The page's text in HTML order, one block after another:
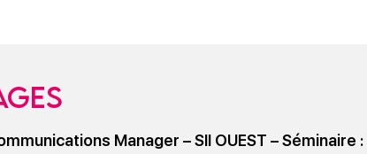
Manager – SII OUEST – Séminaire :